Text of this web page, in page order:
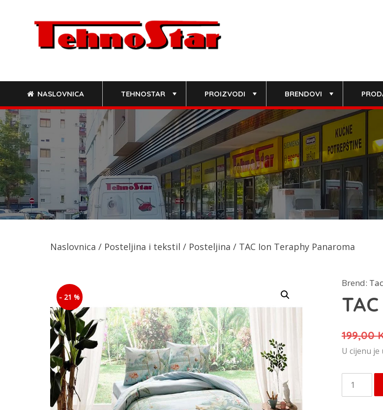
NASLOVNICA TEHNOSTAR PROIZVODI BRENDOVI
Naslovnica / Posteljina i tekstil / Posteljina / TAC Ion Teraphy Panaroma
- 21 %
Brend: Tac
199,00
U cijenu je
TAC
Ion